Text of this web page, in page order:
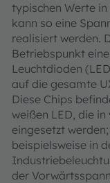
typischen Werte
kann so eine
realisiert werden.
Betriebspunkt
Leuchtdioden
auf die gesamte
Diese Chips
weißen LED, die
eingesetzt
beispielsweise in
der